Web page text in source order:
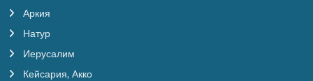
Аркия
Натур
Иерусалим
Кейсария, Акко